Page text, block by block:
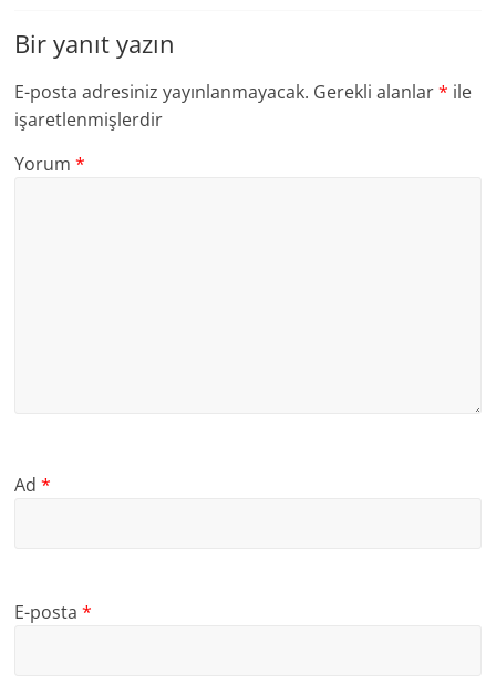
Bir yanıt yazın
E-posta adresiniz yayınlanmayacak. Gerekli alanlar* ile
işaretlenmişlerdir
Yorum*
Ad*
E-posta*